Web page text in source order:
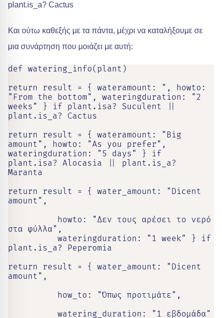
plant.is_a? Cactus
Και ούτω καθεξής με τα πάντα, μέχρι να καταλήξουμε σε
μια συνάρτηση που μοιάζει με αυτή:
def watering_info(plant)
return result = { wateramount: ", howto:
"From the bottom", wateringduration: "2
weeks" } if plant.isa? Suculent ||
plant.is_a? Cactus
return result = { wateramount: "Big
amount", howto: "As you prefer",
wateringduration: "5 days" } if
plant.isa? Alocasia || plant.is_a?
Maranta
return result = { water_amount: "Dicent
amount",
στα φύλλα",
plant.is_a? Peperomia
return result = { water_amount: "Dicent
amount",